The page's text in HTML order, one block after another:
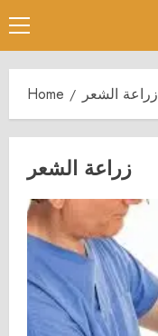
Primary
Menu
Home زراعة الشعر
زراعة الشعر